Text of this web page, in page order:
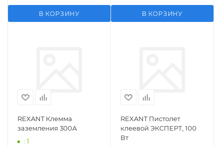
В КОРЗИНУ В КОРЗИНУ
REXANT Клемма
заземления 300А
: 1
REXANT Пистолет
клеевой ЭКСПЕРТ, 100
Вт